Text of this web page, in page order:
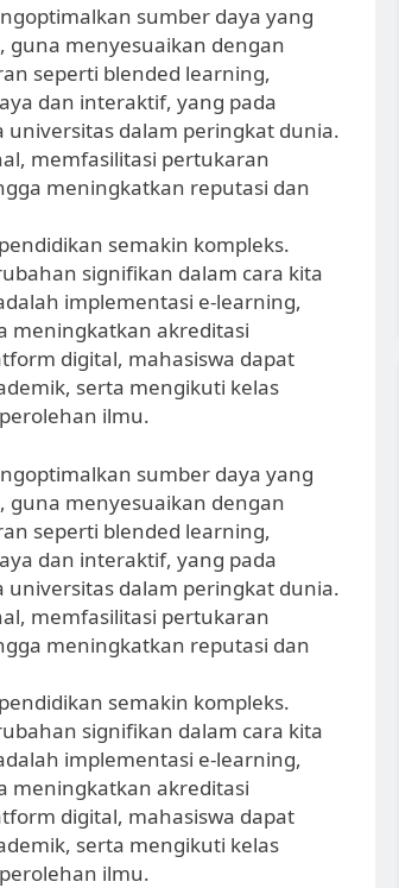
sumber daya yang
guna menyesuaikan dengan
seperti blended learning,
dan interaktif, yang pada
dalam peringkat dunia.
memfasilitasi pertukaran
meningkatkan reputasi dan
semakin kompleks.
signifikan dalam cara kita
implementasi e-learning,
meningkatkan akreditasi
digital, mahasiswa dapat
serta mengikuti kelas
ilmu.
sumber daya yang
guna menyesuaikan dengan
seperti blended learning,
dan interaktif, yang pada
dalam peringkat dunia.
memfasilitasi pertukaran
meningkatkan reputasi dan
semakin kompleks.
signifikan dalam cara kita
implementasi e-learning,
meningkatkan akreditasi
digital, mahasiswa dapat
serta mengikuti kelas
ilmu.